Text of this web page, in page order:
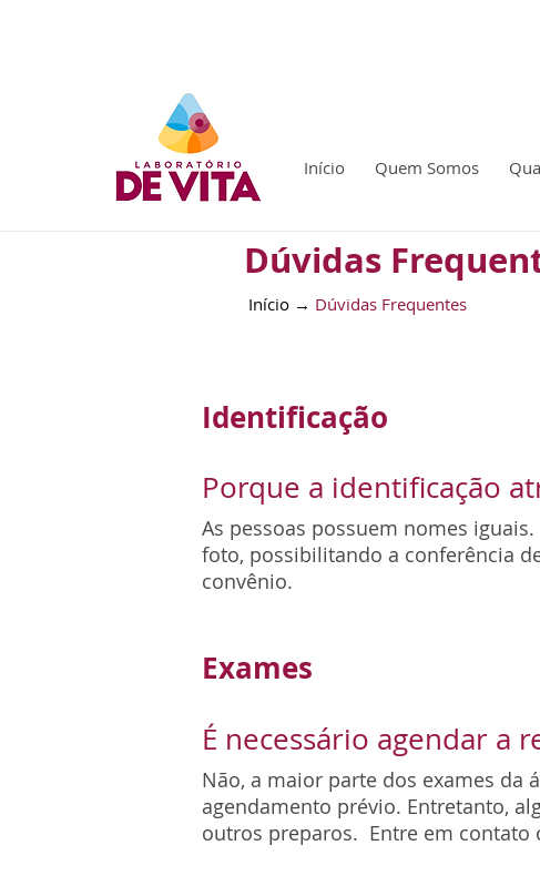
Início Quem Somos
Dúvidas
Início → Dúvidas Frequentes
Identificação
Porque a identificação
As pessoas possuem nomes
foto, possibilitando a conferência
convênio.
Exames
É necessário agendar a
Não, a maior parte dos exames da
agendamento prévio. Entretanto,
outros preparos. Entre em contato